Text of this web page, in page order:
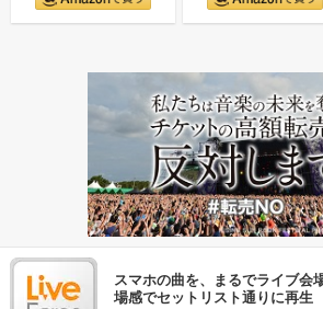
スマホの曲を、まるでライブ会
場感でセットリスト通りに再生